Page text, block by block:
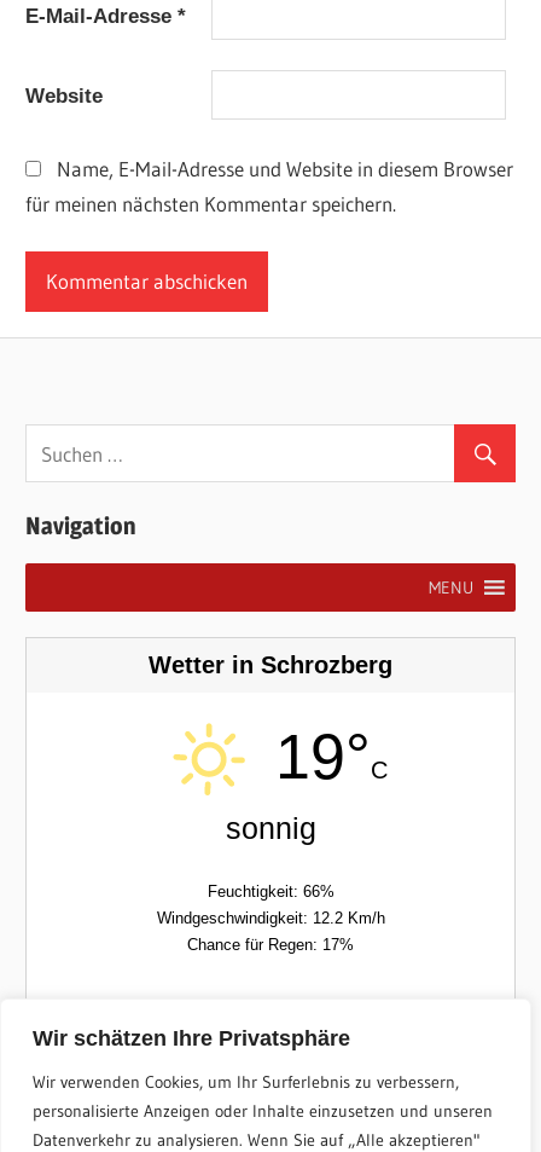
Wir schätzen Ihre Privatsphäre
Wir verwenden Cookies, um Ihr Surferlebnis zu verbessern,
personalisierte Anzeigen oder Inhalte einzusetzen und unseren
Datenverkehr zu analysieren. Wenn Sie auf „Alle akzeptieren"
E-Mail-Adresse*
Website
Name, E-Mail-Adresse und Website in diesem Browser
für meinen nächsten Kommentar speichern.
Navigation
MENU
Wetter in Schrozberg
19°C
sonnig
Feuchtigkeit: 66%
Windgeschwindigkeit: 12.2 Km/h
Chance für Regen: 17%
17/26°C 13/26°C